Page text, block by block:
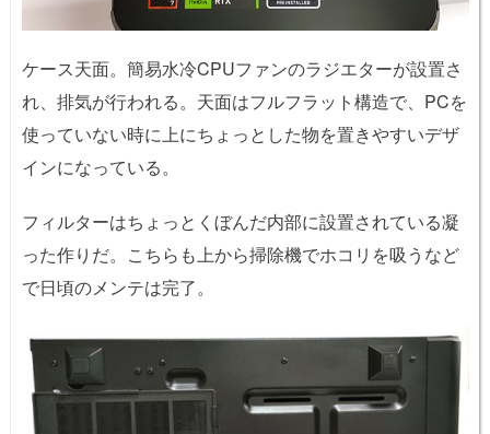
ケース天面。簡易水冷CPUファンのラジエターが設置さ
れ、排気が行われる。天面はフルフラット構造で、PCを
使っていない時に上にちょっとした物を置きやすいデザ
インになっている。
フィルターはちょっとくぼんだ内部に設置されている凝
った作りだ。こちらも上から掃除機でホコリを吸うなど
で日頃のメンテは完了。